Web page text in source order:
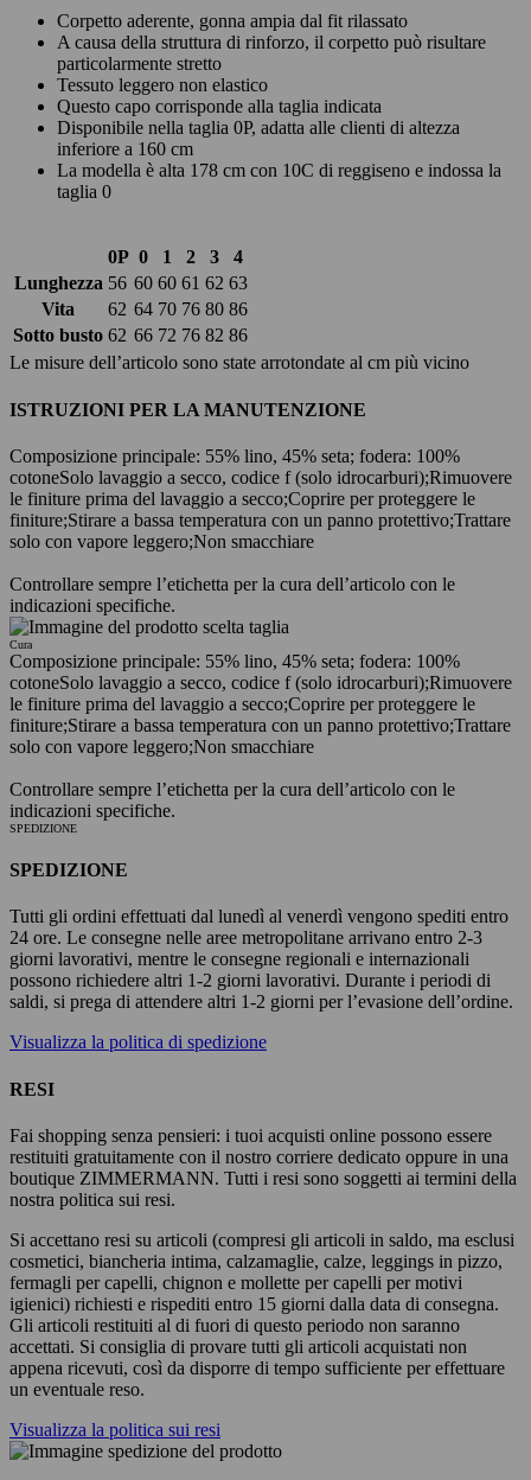
Corpetto aderente, gonna ampia dal fit rilassato
A causa della struttura di rinforzo, il corpetto può risultare
particolarmente stretto
Tessuto leggero non elastico
Questo capo corrisponde alla taglia indicata
Disponibile nella taglia 0P, adatta alle clienti di altezza
inferiore a 160 cm
La modella è alta 178 cm con 10C di reggiseno e indossa la
taglia 0
0P 0 1 2 3
4
Lunghezza 56 60 60 61 62 63
Vita
62 64 70 76 80 86
Sotto busto 62 66 72 76 82 86
Le misure dell’articolo sono state arrotondate al cm più vicino
ISTRUZIONI PER LA MANUTENZIONE
Composizione principale: 55% lino, 45% seta; fodera: 100%
cotoneSolo lavaggio a secco, codice f (solo idrocarburi);Rimuovere
le finiture prima del lavaggio a secco;Coprire per proteggere le
finiture;Stirare a bassa temperatura con un panno protettivo;Trattare
solo con vapore leggero;Non smacchiare
Controllare sempre l’etichetta per la cura dell’articolo con le
indicazioni specifiche.
Cura
Composizione principale: 55% lino, 45% seta; fodera: 100%
cotoneSolo lavaggio a secco, codice f (solo idrocarburi);Rimuovere
le finiture prima del lavaggio a secco;Coprire per proteggere le
finiture;Stirare a bassa temperatura con un panno protettivo;Trattare
solo con vapore leggero;Non smacchiare
Controllare sempre l’etichetta per la cura dell’articolo con le
indicazioni specifiche.
SPEDIZIONE
SPEDIZIONE
Tutti gli ordini effettuati dal lunedì al venerdì vengono spediti entro
24 ore. Le consegne nelle aree metropolitane arrivano entro 2-3
giorni lavorativi, mentre le consegne regionali e internazionali
possono richiedere altri 1-2 giorni lavorativi. Durante i periodi di
saldi, si prega di attendere altri 1-2 giorni per l’evasione dell’ordine.
Visualizza la politica di spedizione
RESI
Fai shopping senza pensieri: i tuoi acquisti online possono essere
restituiti gratuitamente con il nostro corriere dedicato oppure in una
boutique ZIMMERMANN. Tutti i resi sono soggetti ai termini della
nostra politica sui resi.
Si accettano resi su articoli (compresi gli articoli in saldo, ma esclusi
cosmetici, biancheria intima, calzamaglie, calze, leggings in pizzo,
fermagli per capelli, chignon e mollette per capelli per motivi
igienici) richiesti e rispediti entro 15 giorni dalla data di consegna.
Gli articoli restituiti al di fuori di questo periodo non saranno
accettati. Si consiglia di provare tutti gli articoli acquistati non
appena ricevuti, così da disporre di tempo sufficiente per effettuare
un eventuale reso.
Visualizza la politica sui resi